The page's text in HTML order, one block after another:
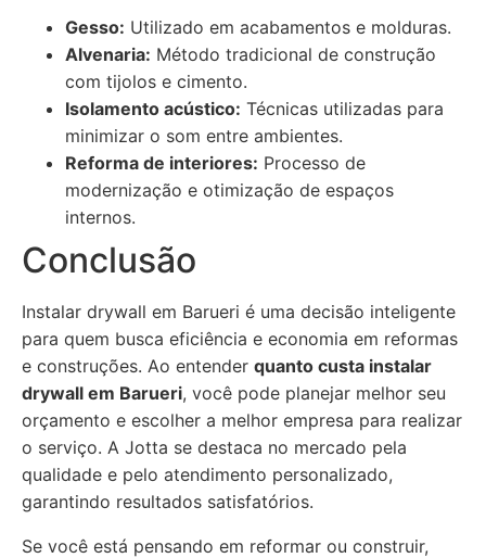
Gesso: Utilizado em acabamentos e molduras.
Alvenaria: Método tradicional de construção
com tijolos e cimento.
Isolamento acústico: Técnicas utilizadas para
minimizar o som entre ambientes.
Reforma de interiores: Processo de
modernização e otimização de espaços
internos.
Conclusão
Instalar drywall em Barueri é uma decisão inteligente
para quem busca eficiência e economia em reformas
e construções. Ao entender quanto custa instalar
drywall em Barueri, você pode planejar melhor seu
orçamento e escolher a melhor empresa para realizar
o serviço. A Jotta se destaca no mercado pela
qualidade e pelo atendimento personalizado,
garantindo resultados satisfatórios.
Se você está pensando em reformar ou construir,